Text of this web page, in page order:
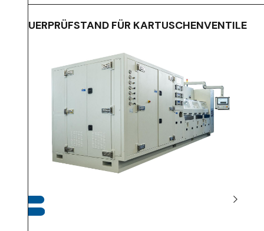
DAUERPRÜFSTAND FÜR KARTUSCHENVENTILE